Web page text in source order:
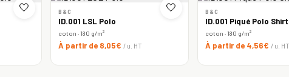
🤍 🤍
B&C
ID.001 LSL Polo
coton · 180 g/m²
À partir de 8,05€ / u. HT
B&C
ID.001 Piqué Polo Shirt
coton · 180 g/m²
À partir de 4,56€ / u. HT